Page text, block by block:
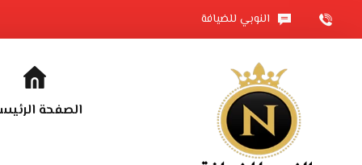
النوبي للضيافة
الصفحة